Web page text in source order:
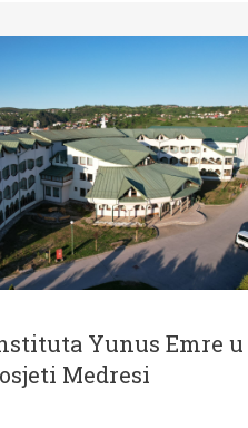
Yunus Emre u
Medresi